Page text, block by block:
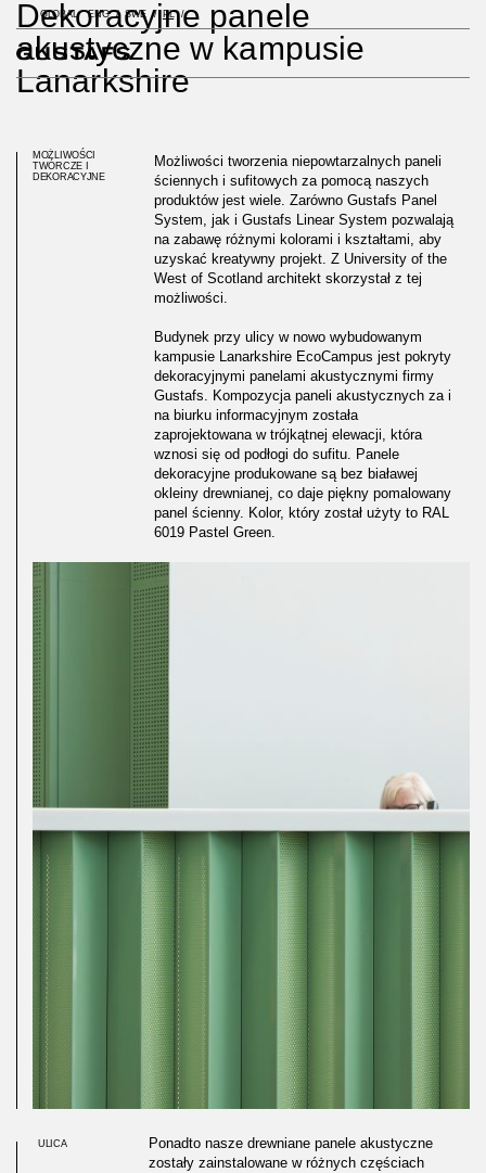
GLOBAL ENG SWE PL
Dekoracyjne panele
akustyczne w kampusie
Lanarkshire
MOŻLIWOŚCI
TWÓRCZE I
DEKORACYJNE
Możliwości tworzenia niepowtarzalnych paneli
ściennych i sufitowych za pomocą naszych
produktów jest wiele. Zarówno Gustafs Panel
System, jak i Gustafs Linear System pozwalają
na zabawę różnymi kolorami i kształtami, aby
uzyskać kreatywny projekt. Z University of the
West of Scotland architekt skorzystał z tej
możliwości.
Budynek przy ulicy w nowo wybudowanym
kampusie Lanarkshire EcoCampus jest pokryty
dekoracyjnymi panelami akustycznymi firmy
Gustafs. Kompozycja paneli akustycznych za i
na biurku informacyjnym została
zaprojektowana w trójkątnej elewacji, która
wznosi się od podłogi do sufitu. Panele
dekoracyjne produkowane są bez białawej
okleiny drewnianej, co daje piękny pomalowany
panel ścienny. Kolor, który został użyty to RAL
6019 Pastel Green.
ULICA
Ponadto nasze drewniane panele akustyczne
zostały zainstalowane w różnych częściach